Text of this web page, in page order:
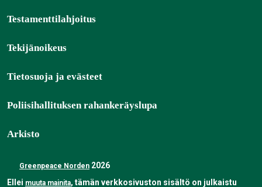
Testamenttilahjoitus
Tekijänoikeus
Tietosuoja ja evästeet
Poliisihallituksen rahankeräyslupa
Arkisto
Greenpeace Norden 2026
Ellei muuta mainita, tämän verkkosivuston sisältö on julkaistu